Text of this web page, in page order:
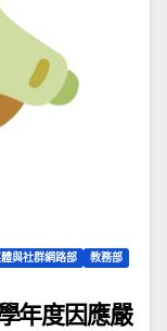
與社群網路部
教務部
年度因應嚴